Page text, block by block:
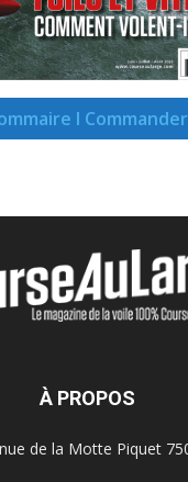
I Commander
À PROPOS
de la Motte Piquet